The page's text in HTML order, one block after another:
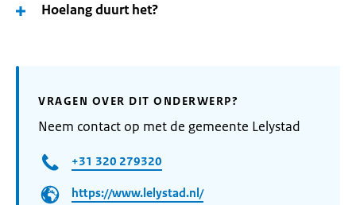
Hoelang duurt het?
VRAGEN OVER DIT ONDERWERP?
Neem contact op met de gemeente Lelystad
+31 320 279320
https://www.lelystad.nl/